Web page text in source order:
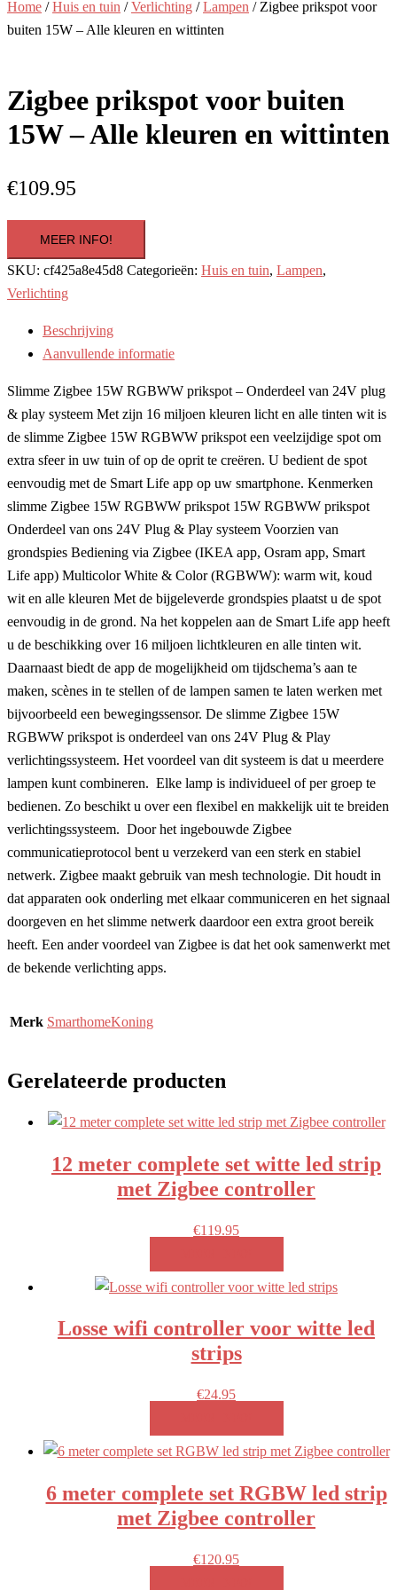
Home /Huis en tuin /Verlichting /Lampen / Zigbee prikspot voor
buiten 15W – Alle kleuren en wittinten
Zigbee prikspot voor buiten
15W – Alle kleuren en wittinten
€109.95
MEER INFO!
SKU: cf425a8e45d8 Categorieën: Huis en tuin, Lampen,
Verlichting
Beschrijving
Aanvullende informatie
Slimme Zigbee 15W RGBWW prikspot – Onderdeel van 24V plug
& play systeem Met zijn 16 miljoen kleuren licht en alle tinten wit is
de slimme Zigbee 15W RGBWW prikspot een veelzijdige spot om
extra sfeer in uw tuin of op de oprit te creëren. U bedient de spot
eenvoudig met de Smart Life app op uw smartphone. Kenmerken
slimme Zigbee 15W RGBWW prikspot 15W RGBWW prikspot
Onderdeel van ons 24V Plug & Play systeem Voorzien van
grondspies Bediening via Zigbee (IKEA app, Osram app, Smart
Life app) Multicolor White & Color (RGBWW): warm wit, koud
wit en alle kleuren Met de bijgeleverde grondspies plaatst u de spot
eenvoudig in de grond. Na het koppelen aan de Smart Life app heeft
u de beschikking over 16 miljoen lichtkleuren en alle tinten wit.
Daarnaast biedt de app de mogelijkheid om tijdschema’s aan te
maken, scènes in te stellen of de lampen samen te laten werken met
bijvoorbeeld een bewegingssensor. De slimme Zigbee 15W
RGBWW prikspot is onderdeel van ons 24V Plug & Play
verlichtingssysteem. Het voordeel van dit systeem is dat u meerdere
lampen kunt combineren. Elke lamp is individueel of per groep te
bedienen. Zo beschikt u over een flexibel en makkelijk uit te breiden
verlichtingssysteem. Door het ingebouwde Zigbee
communicatieprotocol bent u verzekerd van een sterk en stabiel
netwerk. Zigbee maakt gebruik van mesh technologie. Dit houdt in
dat apparaten ook onderling met elkaar communiceren en het signaal
doorgeven en het slimme netwerk daardoor een extra groot bereik
heeft. Een ander voordeel van Zigbee is dat het ook samenwerkt met
de bekende verlichting apps.
Merk SmarthomeKoning
Gerelateerde producten
12 meter complete set witte led strip
met Zigbee controller
€119.95
Losse wifi controller voor witte led
strips
€24.95
6 meter complete set RGBW led strip
met Zigbee controller
€120.95